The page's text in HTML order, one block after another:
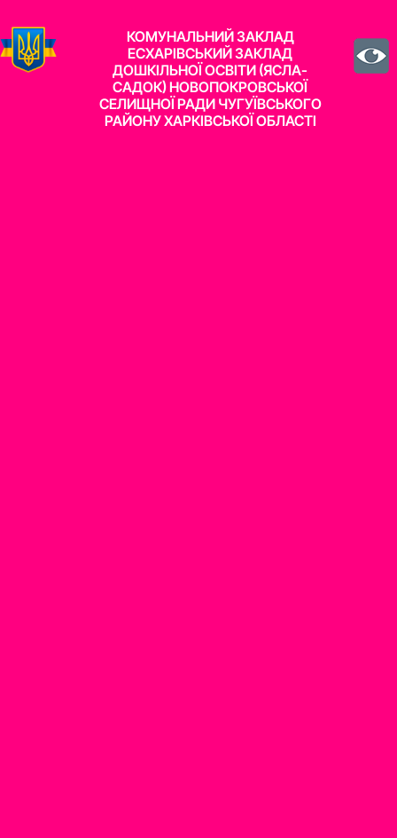
КОМУНАЛЬНИЙ ЗАКЛАД
ЕСХАРІВСЬКИЙ ЗАКЛАД
ДОШКІЛЬНОЇ ОСВІТИ (ЯСЛА-
САДОК) НОВОПОКРОВСЬКОЇ
СЕЛИЩНОЇ РАДИ ЧУГУЇВСЬКОГО
РАЙОНУ ХАРКІВСЬКОЇ ОБЛАСТІ